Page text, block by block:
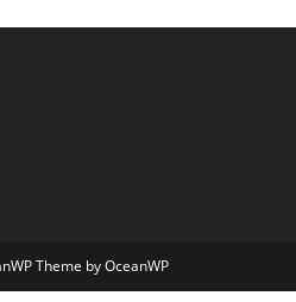
Theme by OceanWP